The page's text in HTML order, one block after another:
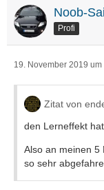
Noob-
Profi
19. November 2019 um
Zitat von
den Lerneffekt
Also an meinen 5
so sehr